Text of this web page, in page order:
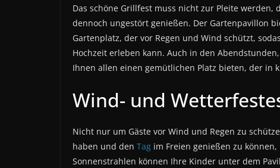
Das schöne Grillfest muss nicht zur Pleite werden,
dennoch ungestört genießen. Der Gartenpavillon
Gartenplatz, der vor Regen und Wind schützt,
Hochzeit erleben kann. Auch in den
Ihnen allen einen gemütlichen Platz bieten, der in
Wind- und
Nicht nur um Gäste vor Wind und Regen zu
haben und den Tag im Freien genießen zu
Sonnenstrahlen können Ihre Kinder unter dem